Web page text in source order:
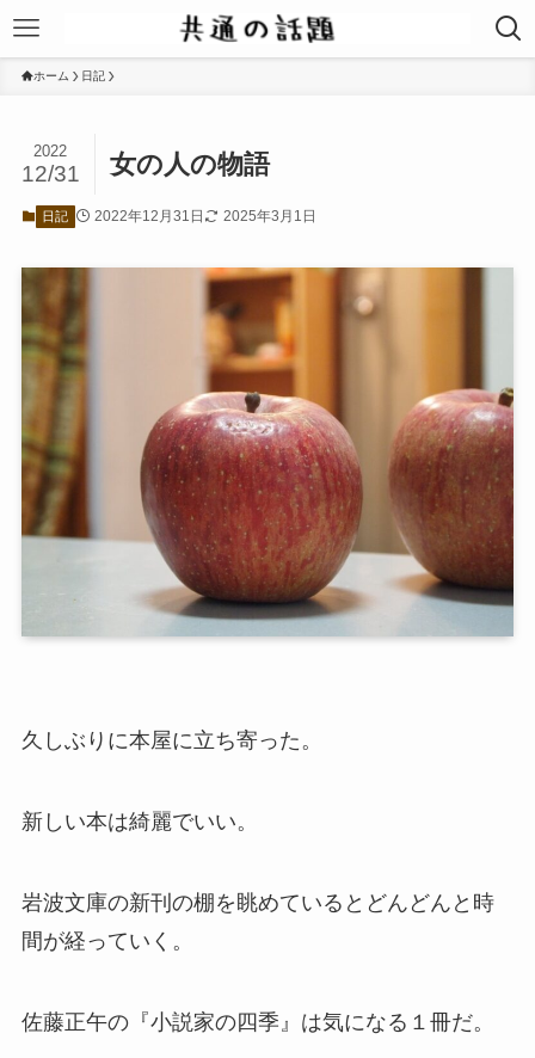
ホーム 日記
女の人の物語
2022
12/31
日記 2022年12月31日 2025年3月1日
久しぶりに本屋に立ち寄った。
新しい本は綺麗でいい。
岩波文庫の新刊の棚を眺めているとどんどんと時
間が経っていく。
佐藤正午の『小説家の四季』は気になる１冊だ。